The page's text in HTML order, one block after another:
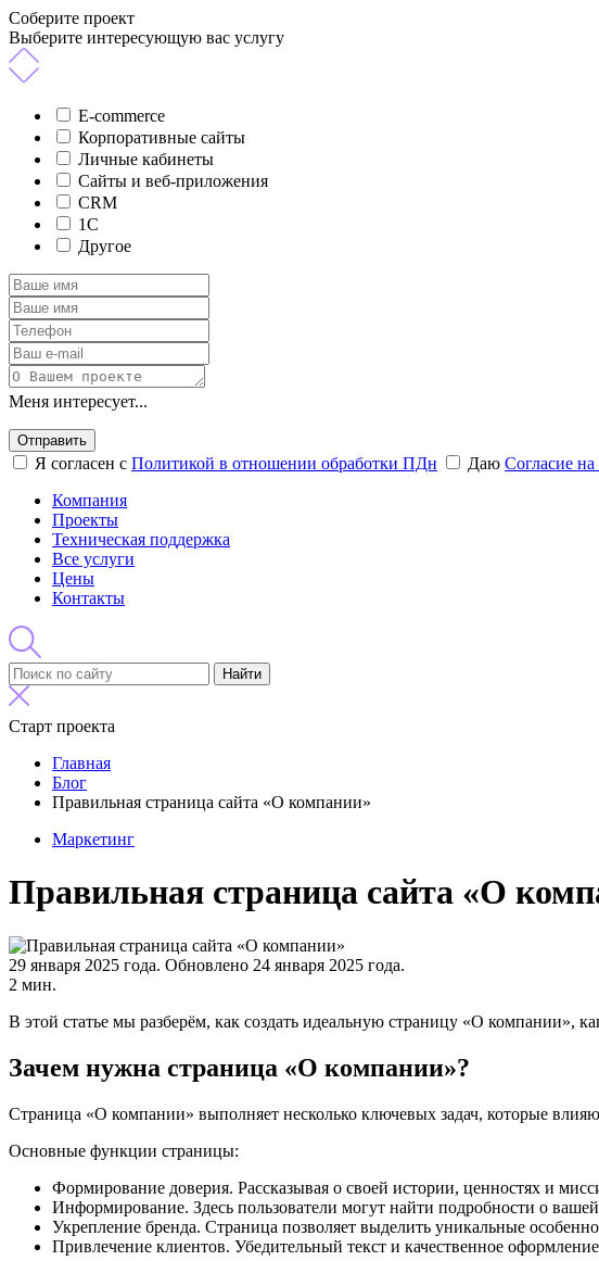
Соберите проект
Выберите интересующую вас услугу
E-commerce
Корпоративные сайты
Личные кабинеты
Сайты и веб-приложения
CRM
1C
Другое
Меня интересует...
Отправить
Я согласен с Политикой в отношении обработки ПДн Даю Согласие
Компания
Проекты
Техническая поддержка
Все услуги
Цены
Контакты
Найти
Старт проекта
Главная
Блог
Правильная страница сайта «О компании»
Маркетинг
Правильная страница сайта «О
29 января 2025 года. Обновлено 24 января 2025 года.
2 мин.
В этой статье мы разберём, как создать идеальную страницу «О компании»,
Зачем нужна страница «О компании»?
Страница «О компании» выполняет несколько ключевых задач, которые
Основные функции страницы:
Формирование доверия. Рассказывая о своей истории, ценностях и
Информирование. Здесь пользователи могут найти подробности о
Укрепление бренда. Страница позволяет выделить уникальные
Привлечение клиентов. Убедительный текст и качественное